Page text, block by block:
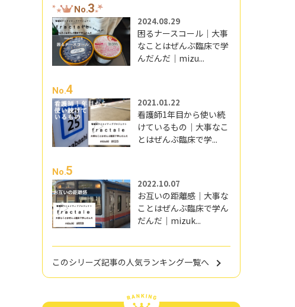
No.3
2024.08.29
困るナースコール｜大事
なことはぜんぶ臨床で学
んだんだ｜mizu...
No.4
2021.01.22
看護師1年目から使い続
けているもの｜大事なこ
とはぜんぶ臨床で学...
No.5
2022.10.07
お互いの距離感｜大事な
ことはぜんぶ臨床で学ん
だんだ｜mizuk...
このシリーズ記事の人気ランキング一覧へ